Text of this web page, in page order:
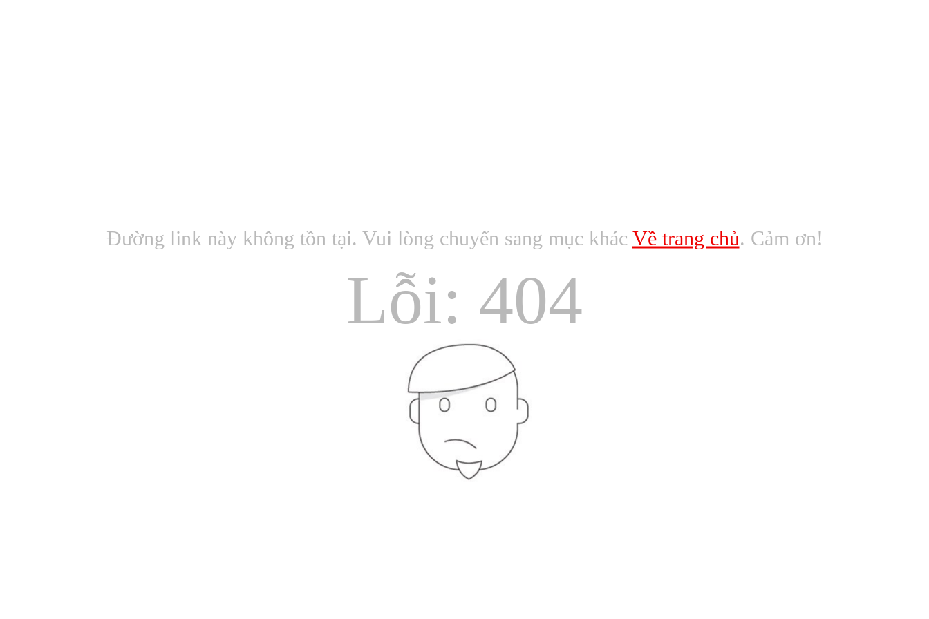
Đường link này không tồn tại. Vui lòng chuyển sang mục khác Về trang chủ. Cảm ơn!
Lỗi: 404